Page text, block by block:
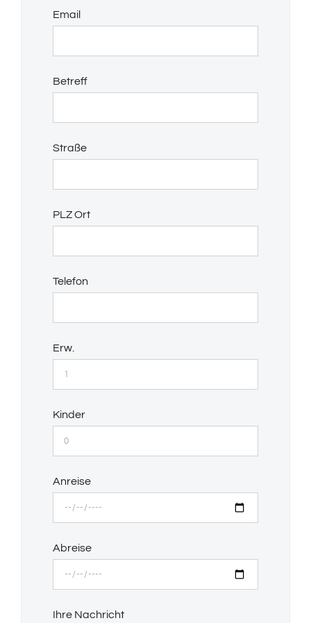
Email
Betreff
Straße
PLZ Ort
Telefon
Erw.
Kinder
Anreise
Abreise
Ihre Nachricht